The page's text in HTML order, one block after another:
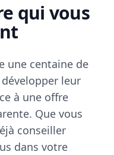
qui vous
une centaine de
leur
à une offre
Que vous
conseiller
dans votre